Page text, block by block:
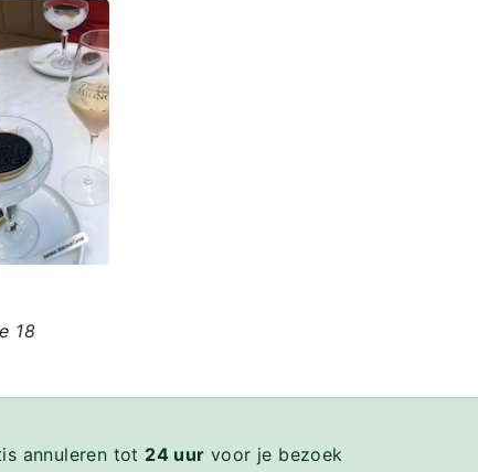
18
annuleren tot 24 uur voor je bezoek